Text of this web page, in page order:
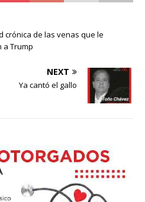
crónica de las venas que le
a Trump
NEXT
Ya cantó el gallo